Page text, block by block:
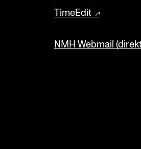
TimeEdit
NMH Webmail